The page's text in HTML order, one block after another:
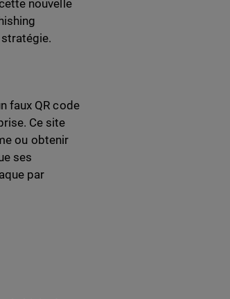
nouvelle
faux QR code
Ce site
ou obtenir
ses
par